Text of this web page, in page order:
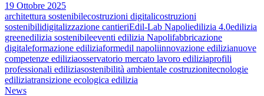
19 Ottobre 2025
architettura sostenibilecostruzioni digitalicostruzioni
sostenibilidigitalizzazione cantieriEdil-Lab Napoliedilizia 4.0edilizia
greenedilizia sostenibileeventi edilizia Napolifabbricazione
digitaleformazione ediliziaformedil napoliinnovazione edilizianuove
competenze ediliziaosservatorio mercato lavoro ediliziaprofili
professionali ediliziasostenibilità ambientale costruzionitecnologie
ediliziatransizione ecologica edilizia
News